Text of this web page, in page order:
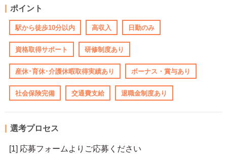
ポイント
駅から徒歩10分以内 高収入 日勤のみ
資格取得サポート 研修制度あり
産休･育休･介護休暇取得実績あり ボーナス・賞与あり
社会保険完備 交通費支給 退職金制度あり
選考プロセス
[1] 応募フォームよりご応募ください